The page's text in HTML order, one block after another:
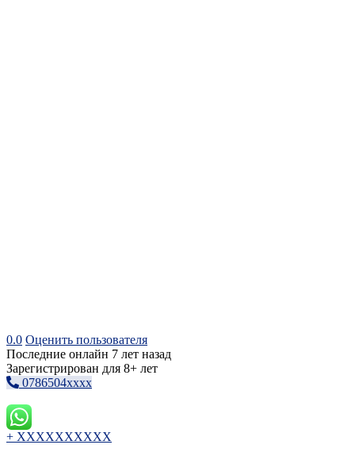
0.0 Оценить пользователя
Последние онлайн 7 лет назад
Зарегистрирован для 8+ лет
0786504xxxx
+ XXXXXXXXXX